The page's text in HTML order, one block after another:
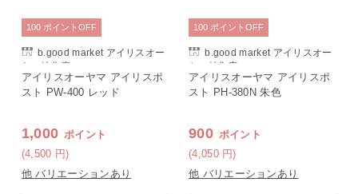
b.good market アイリスオー
ヤマ特集店
アイリスオーヤマ アイリスポ
スト PW-400 レッド
1,000 ポイント
(4,500 円)
100 ポイント OFF
他 バリエーションあり
b.good market アイリスオー
ヤマ特集店
アイリスオーヤマ アイリスポ
スト PH-380N 朱色
900 ポイント
(4,050 円)
100 ポイント OFF
他 バリエーションあり